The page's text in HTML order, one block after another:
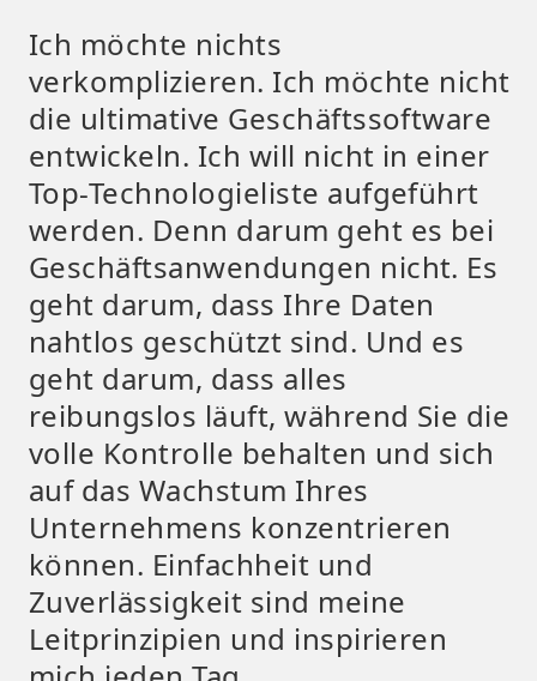
Ich möchte nichts
verkomplizieren. Ich möchte nicht
die ultimative Geschäftssoftware
entwickeln. Ich will nicht in einer
Top-Technologieliste aufgeführt
werden. Denn darum geht es bei
Geschäftsanwendungen nicht. Es
geht darum, dass Ihre Daten
nahtlos geschützt sind. Und es
geht darum, dass alles
reibungslos läuft, während Sie die
volle Kontrolle behalten und sich
auf das Wachstum Ihres
Unternehmens konzentrieren
können. Einfachheit und
Zuverlässigkeit sind meine
Leitprinzipien und inspirieren